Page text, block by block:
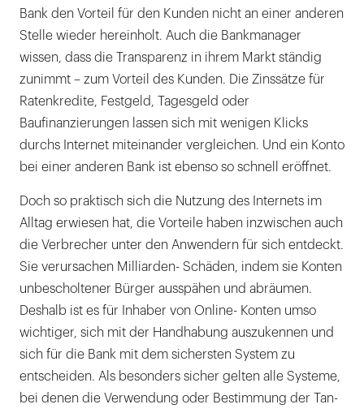
Bank den Vorteil für den Kunden nicht an einer anderen
Stelle wieder hereinholt. Auch die Bankmanager
wissen, dass die Transparenz in ihrem Markt ständig
zunimmt – zum Vorteil des Kunden. Die Zinssätze für
Ratenkredite, Festgeld, Tagesgeld oder
Baufinanzierungen lassen sich mit wenigen Klicks
durchs Internet miteinander vergleichen. Und ein Konto
bei einer anderen Bank ist ebenso so schnell eröffnet.
Doch so praktisch sich die Nutzung des Internets im
Alltag erwiesen hat, die Vorteile haben inzwischen auch
die Verbrecher unter den Anwendern für sich entdeckt.
Sie verursachen Milliarden- Schäden, indem sie Konten
unbescholtener Bürger ausspähen und abräumen.
Deshalb ist es für Inhaber von Online- Konten umso
wichtiger, sich mit der Handhabung auszukennen und
sich für die Bank mit dem sichersten System zu
entscheiden. Als besonders sicher gelten alle Systeme,
bei denen die Verwendung oder Bestimmung der Tan-